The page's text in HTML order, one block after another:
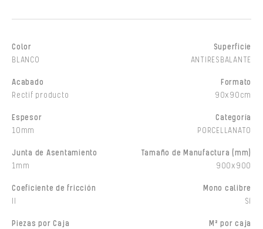
Color
BLANCO
Superficie
ANTIRESBALANTE
Acabado
Rectif producto
Formato
90x90cm
Espesor
10mm
Categoría
PORCELLANATO
Junta de Asentamiento
1mm
Tamaño de Manufactura (mm)
900x900
Coeficiente de fricción
Mono calibre
Sí
Piezas por Caja
M² por caja